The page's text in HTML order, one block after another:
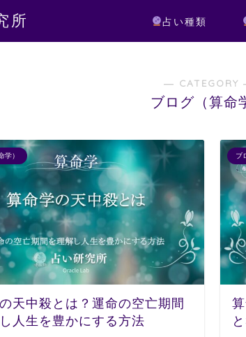
所 占い種類
― CATEGORY
ブログ（算命
学）
天中殺とは？運命の空亡期間
人生を豊かにする方法
ブ